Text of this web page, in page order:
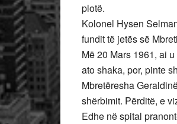
plotë.
Kolonel Hysen
fundit të jetës së
Më 20 Mars 1961, ai
ato shaka, por, pinte
Mbretëresha
shërbimit. Përditë, e
Edhe në spital